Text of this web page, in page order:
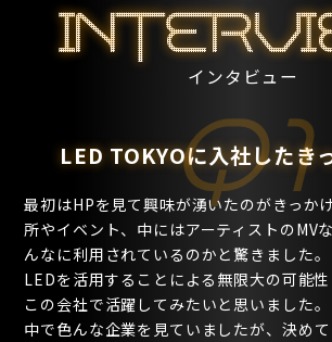
インタビュー
LED TOKYOに入社したき
Q1
最初はHPを見て興味が湧いたのがきっか
所やイベント、中にはアーティストのMV
んなに利用されているのかと驚きました
LEDを活用することによる無限大の可能性
この会社で活躍してみたいと思いました
中で色んな企業を見ていましたが、決め